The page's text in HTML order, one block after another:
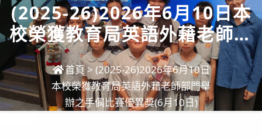
(2025-26)2026年6月10日本
校榮獲教育局英語外藉老師部
門舉辦之手偶比賽優異獎(6月
10日)
首頁 > (2025-26)2026年6月10日
本校榮獲教育局英語外藉老師部門舉
辦之手偶比賽優異獎(6月10日)